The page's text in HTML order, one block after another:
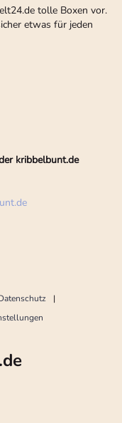
tolle Boxen vor.
etwas für jeden
kribbelbunt.de